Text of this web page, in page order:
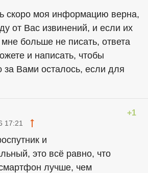
скоро моя информацию верна,
от Вас извинений, и если их
больше не писать, ответа
и написать, чтобы
за Вами осталось, если для
+1
17:21
и
это всё равно, что
лучше, чем